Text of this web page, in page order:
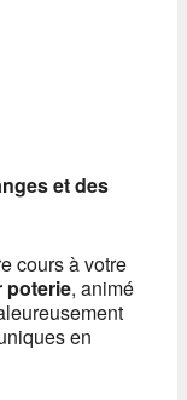
et des
cours à votre
poterie, animé
en